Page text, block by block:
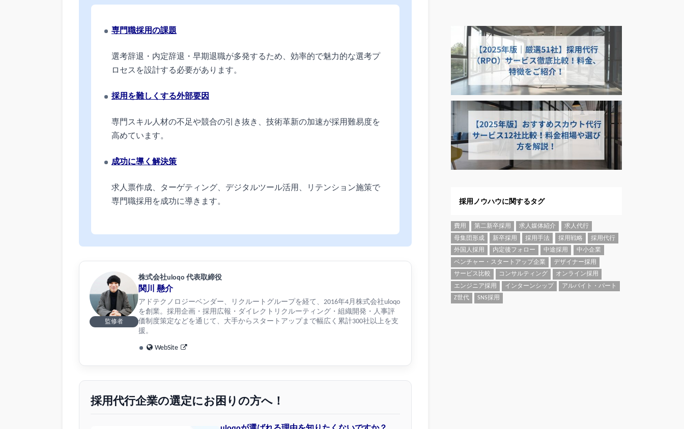
専門職採用の課題
選考辞退・内定辞退・早期退職が多発するため、効率的で魅力的な選考プ
ロセスを設計する必要があります。
採用を難しくする外部要因
専門スキル人材の不足や競合の引き抜き、技術革新の加速が採用難易度を
高めています。
成功に導く解決策
求人票作成、ターゲティング、デジタルツール活用、リテンション施策で
専門職採用を成功に導きます。
監修者
株式会社uloqo 代表取締役
関川 懸介
アドテクノロジーベンダー、リクルートグループを経て、2016年4月株式会社uloqo
を創業。採用企画・採用広報・ダイレクトリクルーティング・組織開発・人事評
価制度策定などを通じて、大手からスタートアップまで幅広く累計300社以上を支
援。
WebSite
採用代行企業の選定にお困りの方へ！
採用ノウハウに関するタグ
費用 第二新卒採用 求人媒体紹介
求人代行
母集団形成
新卒採用 採用手法 採用戦略
採用代行
外国人採用
内定後フォロー 中途採用
中小企業
ベンチャー・スタートアップ企業
デザイナー採用
サービス比較
コンサルティング
オンライン採用
エンジニア採用
インターンシップ
アルバイト・パート
Z世代
SNS採用